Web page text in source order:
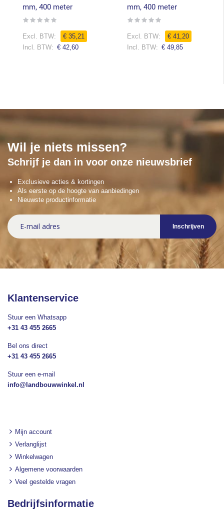
mm, 400 meter
Rating:
€ 35,21
€ 42,60
mm, 400 meter
Rating:
€ 41,20
€ 49,85
Wil je niets missen?
Schrijf je dan in voor onze nieuwsbrief
Exclusieve acties & kortingen
Als eerste op de hoogte van aanbiedingen
Nieuwste productinformatie
Abonneer
u
op
Inschrijven
Klantenservice
Stuur een Whatsapp
+31 43 455 2665
Bel ons direct
+31 43 455 2665
Stuur een e-mail
info@landbouwwinkel.nl
Mijn account
Verlanglijst
Winkelwagen
Algemene voorwaarden
Veel gestelde vragen
Bedrijfsinformatie